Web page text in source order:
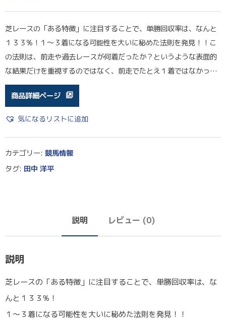
芝レースの「ある特徴」に注目することで、単勝回収率は、なんと
１３３%！１〜３着になる可能性を大いに秘めた法則を発見！！こ
の法則は、前走や過去レースが何着だったか？というような表面的
な結果だけを重視するのではなく、前走でたとえ１着ではなかっ…
商品詳細ページ
気になるリストに追加
カテゴリー: 競馬情報
タグ: 田中 洋平
説明 レビュー (0)
説明
芝レースの「ある特徴」に注目することで、単勝回収率は、な
んと１３３%！
１〜３着になる可能性を大いに秘めた法則を発見！！